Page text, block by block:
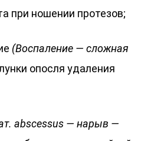
при ношении протезов;
(Воспаление — сложная
опосля удаления
abscessus — нарыв —